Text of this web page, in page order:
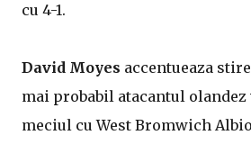
cu 4-1.
David Moyes accentueaza
mai probabil atacantul
meciul cu West Bromwich